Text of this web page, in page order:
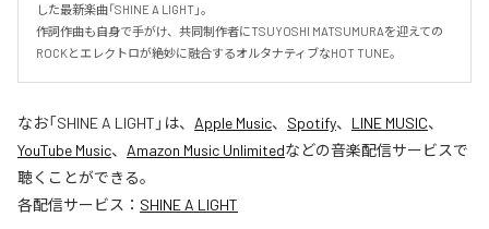
した最新楽曲「SHINE A LIGHT」。
作詞作曲も自身で手がけ、共同制作者にTSUYOSHI MATSUMURAを迎えての
ROCKとエレクトロが絶妙に融合するオルタナティブなHOT TUNE。
なお「SHINE A LIGHT 」は、 Apple Music、 Spotify、 LINE MUSIC、
YouTube Music、 Amazon Music Unlimitedなどの音楽配信サービスで
聴くことができる。
各配信サービス： SHINE A LIGHT